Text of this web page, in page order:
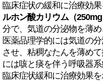
臨床症状の緩和に治療効果
ルホン酸カリウム（250mg
分で、気道の分泌物を薄
医薬品理学的には気道の
させ、粘稠なたんを薄め
には咳と痰を伴う呼吸器
臨床症状緩和に治療効果を